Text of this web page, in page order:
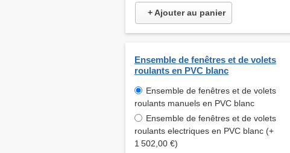
+ Ajouter au panier
Ensemble de fenêtres et de volets
roulants en PVC blanc
Ensemble de fenêtres et de volets
roulants manuels en PVC blanc
Ensemble de fenêtres et de volets
roulants electriques en PVC blanc (+
1 502,00 €)